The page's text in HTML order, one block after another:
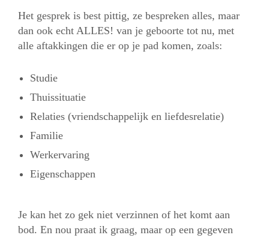
Het gesprek is best pittig, ze bespreken alles, maar
dan ook echt ALLES! van je geboorte tot nu, met
alle aftakkingen die er op je pad komen, zoals:
Studie
Thuissituatie
Relaties (vriendschappelijk en liefdesrelatie)
Familie
Werkervaring
Eigenschappen
Je kan het zo gek niet verzinnen of het komt aan
bod. En nou praat ik graag, maar op een gegeven